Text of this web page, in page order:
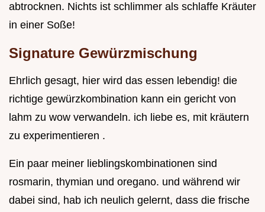
abtrocknen. Nichts ist schlimmer als schlaffe Kräuter
in einer Soße!
Signature Gewürzmischung
Ehrlich gesagt, hier wird das essen lebendig! die
richtige gewürzkombination kann ein gericht von
lahm zu wow verwandeln. ich liebe es, mit kräutern
zu experimentieren .
Ein paar meiner lieblingskombinationen sind
rosmarin, thymian und oregano. und während wir
dabei sind, hab ich neulich gelernt, dass die frische